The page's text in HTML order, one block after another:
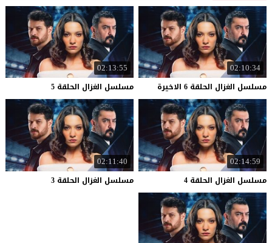
02:10:34
مسلسل الغزال الحلقة 6 الاخيرة
02:13:55
مسلسل الغزال الحلقة 5
02:14:59
مسلسل الغزال الحلقة 4
02:11:40
مسلسل الغزال الحلقة 3